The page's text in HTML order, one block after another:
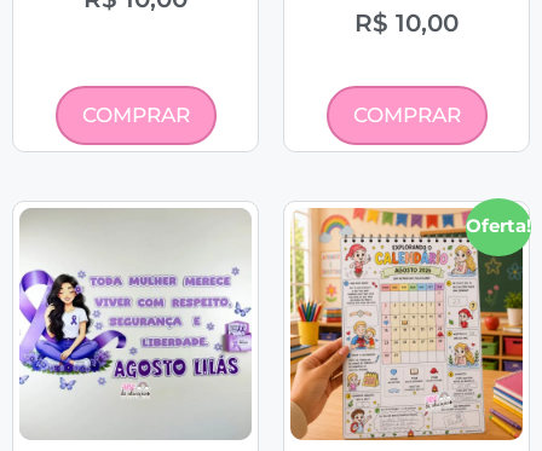
COMPRAR
R$ 10,00
COMPRAR
Oferta!